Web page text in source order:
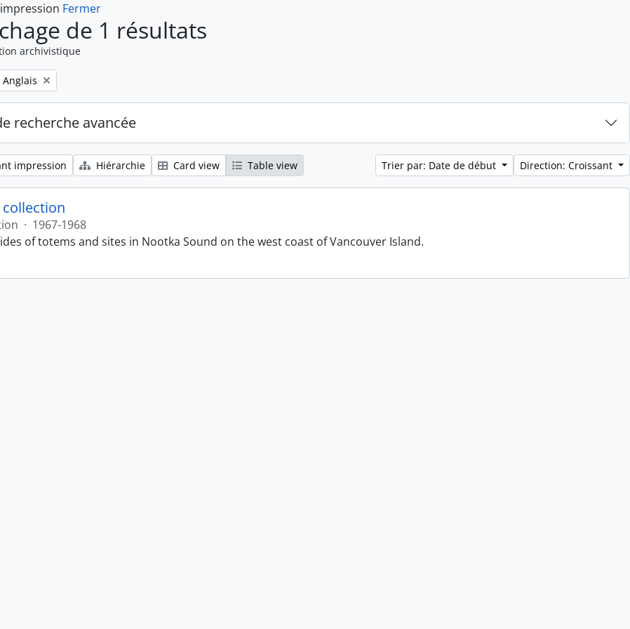
Fermer
de 1 résultats
archivistique
Remove filter:
Anglais
recherche avancée
impression Hiérarchie Card view Table view Trier par: Date de début Direction: Croissant
collection
· 1967-1968
of totems and sites in Nootka Sound on the west coast of Vancouver Island.